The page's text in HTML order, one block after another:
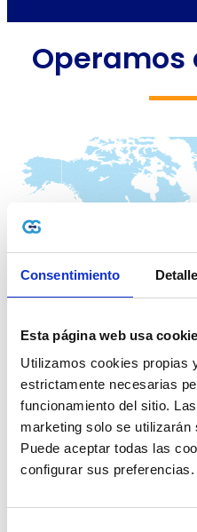
Consentimiento
Esta página web usa
Utilizamos cookies propias
estrictamente necesarias
funcionamiento del sitio.
marketing solo se utilizarán
Puede aceptar todas las
configurar sus preferencias.
Operamos
España
Dirección: Av. de Brasil 29,
Tlf:(+34)9100 53244
Correo: info.es@guru-